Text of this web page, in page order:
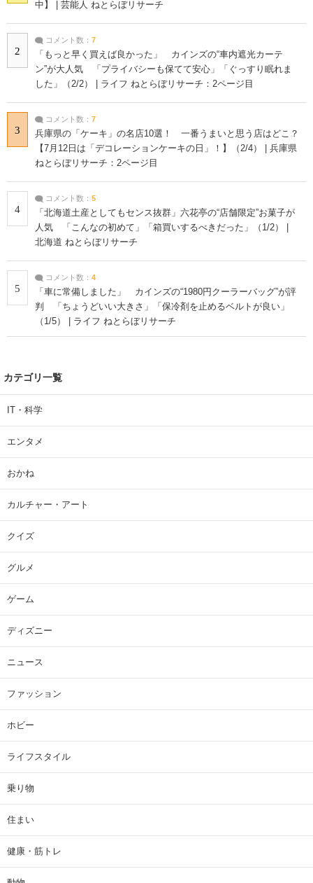
中】 | 芸能人 ねとらぼリサーチ
2
コメント数： 7
「もっと早く買えば良かった」 カインズの“車内遮光カーテ
ン”が大人気 「プライバシーも保てて安心」「ぐっすり眠れま
した」（2/2） | ライフ ねとらぼリサーチ：2ページ目
3
コメント数： 7
兵庫県の「ケーキ」の名店10選！ 一番うまいと思う店はどこ？
【7月12日は「デコレーションケーキの日」！】（2/4） | 兵庫県
ねとらぼリサーチ：2ページ目
4
コメント数： 5
「北海道土産としてもセンス抜群」六花亭の“店舗限定”お菓子が
人気 「こんなの初めて」「箱買いするべきだった」（1/2） |
北海道 ねとらぼリサーチ
5
コメント数： 4
「車に常備しました」 カインズの“1980円クーラーバッグ”が評
判 「ちょうどいい大きさ」「保冷剤を止めるベルトが良い」
（1/5） | ライフ ねとらぼリサーチ
カテゴリ一覧
IT・科学
エンタメ
おかね
カルチャー・アート
クイズ
グルメ
ゲーム
ディズニー
ニュース
ファッション
ホビー
ライフスタイル
乗り物
住まい
健康・筋トレ